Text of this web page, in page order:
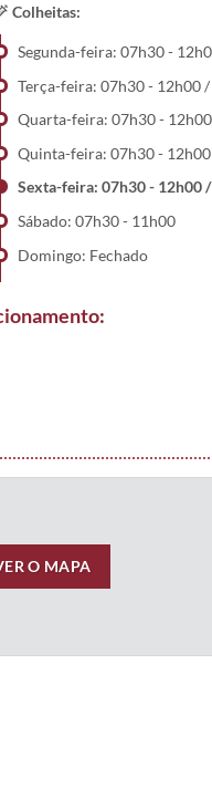
Colheitas:
Segunda-feira: 07h30 -
Terça-feira: 07h30 - 12h00
Quarta-feira: 07h30 -
Quinta-feira: 07h30 -
Sexta-feira: 07h30 - 12h00
Sábado: 07h30 - 11h00
Domingo: Fechado
O MAPA